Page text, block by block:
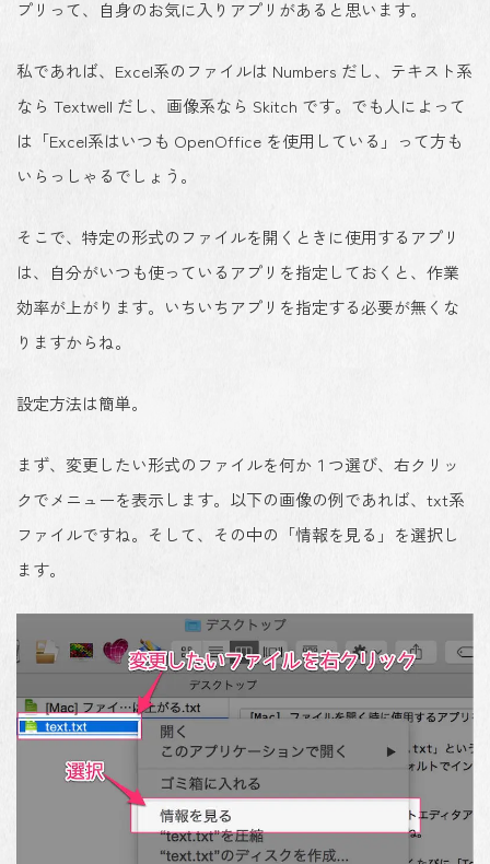
プリって、自身のお気に入りアプリがあると思います。
私であれば、Excel系のファイルは Numbers だし、テキスト系
なら Textwell だし、画像系なら Skitch です。でも人によって
は「Excel系はいつも OpenOffice を使用している」って方も
いらっしゃるでしょう。
そこで、 特定の形式のファイルを開くときに使用するアプリ
は、自分がいつも使っているアプリを指定しておく と、作業
効率が上がります。いちいちアプリを指定する必要が無くな
りますからね。
設定方法は簡単。
まず、 変更したい形式のファイルを何か１つ選び、右クリッ
クでメニューを表示 します。以下の画像の例であれば、txt系
ファイルですね。そして、その中の 「情報を見る」を選択し
ます。